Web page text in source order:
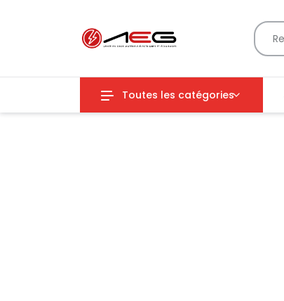
Toutes les catégories